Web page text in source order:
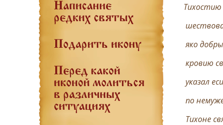
Написание
редких святых
Подарить икону
Перед какой
иконой молиться
в различных
ситуациях
Тихостию
яко
кровию
указал
по
Тихоне